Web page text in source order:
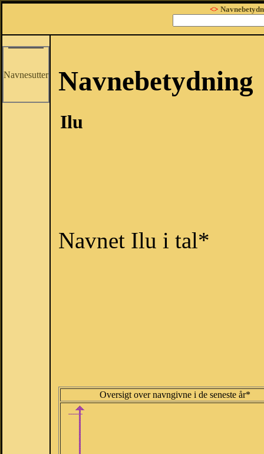
<>
Navnesutter Navnebetydning
Ilu
Navnet Ilu i tal*
Oversigt over navngivne i de seneste år*